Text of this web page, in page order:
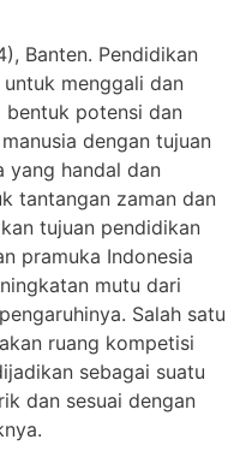
Banten. Pendidikan
menggali dan
bentuk potensi dan
dengan tujuan
yang handal dan
tantangan zaman dan
tujuan pendidikan
pramuka Indonesia
mutu dari
Salah satu
ruang kompetisi
sebagai suatu
dan sesuai dengan